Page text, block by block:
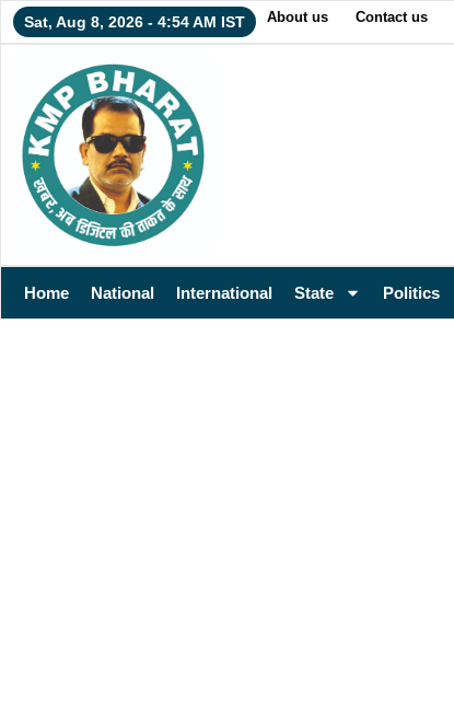
Sat, Aug 8, 2026 - 4:54 AM IST About us Contact us
Home National International State Politics